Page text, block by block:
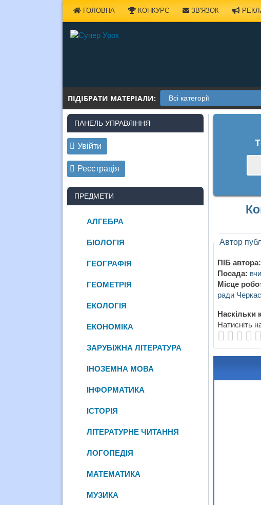
ГОЛОВНА КОНКУРС ЗВ'ЯЗОК
ПІДІБРАТИ МАТЕРІАЛИ:
Автор
ПІБ автора:
Посада:
Місце
ради
Наскільки
Натисніть
ПАНЕЛЬ УПРАВЛІННЯ
Увійти
Реєстрація
ПРЕДМЕТИ
АЛГЕБРА
БІОЛОГІЯ
ГЕОГРАФІЯ
ГЕОМЕТРІЯ
ЕКОЛОГІЯ
ЕКОНОМІКА
ЗАРУБІЖНА ЛІТЕРАТУРА
ІНОЗЕМНА МОВА
ІНФОРМАТИКА
ІСТОРІЯ
ЛІТЕРАТУРНЕ ЧИТАННЯ
ЛОГОПЕДІЯ
МАТЕМАТИКА
МУЗИКА